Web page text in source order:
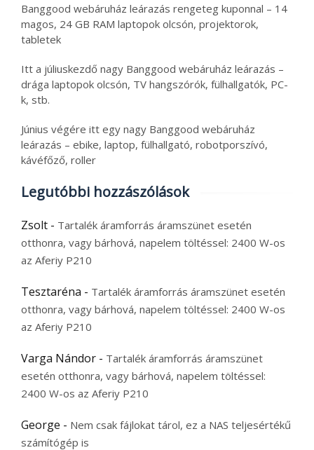
Banggood webáruház leárazás rengeteg kuponnal – 14
magos, 24 GB RAM laptopok olcsón, projektorok,
tabletek
Itt a júliuskezdő nagy Banggood webáruház leárazás –
drága laptopok olcsón, TV hangszórók, fülhallgatók, PC-
k, stb.
Június végére itt egy nagy Banggood webáruház
leárazás – ebike, laptop, fülhallgató, robotporszívó,
kávéfőző, roller
Legutóbbi hozzászólások
Zsolt - Tartalék áramforrás áramszünet esetén
otthonra, vagy bárhová, napelem töltéssel: 2400 W-os
az Aferiy P210
Tesztaréna - Tartalék áramforrás áramszünet esetén
otthonra, vagy bárhová, napelem töltéssel: 2400 W-os
az Aferiy P210
Varga Nándor - Tartalék áramforrás áramszünet
esetén otthonra, vagy bárhová, napelem töltéssel:
2400 W-os az Aferiy P210
George - Nem csak fájlokat tárol, ez a NAS teljesértékű
számítógép is